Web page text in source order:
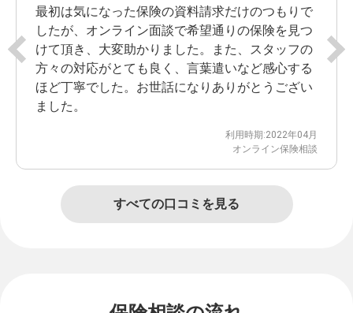
最初は気になった保険の資料請求だけのつもりで
したが、オンライン面談で希望通りの保険を見つ
けて頂き、大変助かりました。また、スタッフの
方々の対応がとても良く、言葉遣いなど感心する
ほど丁寧でした。お世話になりありがとうござい
ました。
利用時期:2022年04月
オンライン保険相談
すべての口コミを見る